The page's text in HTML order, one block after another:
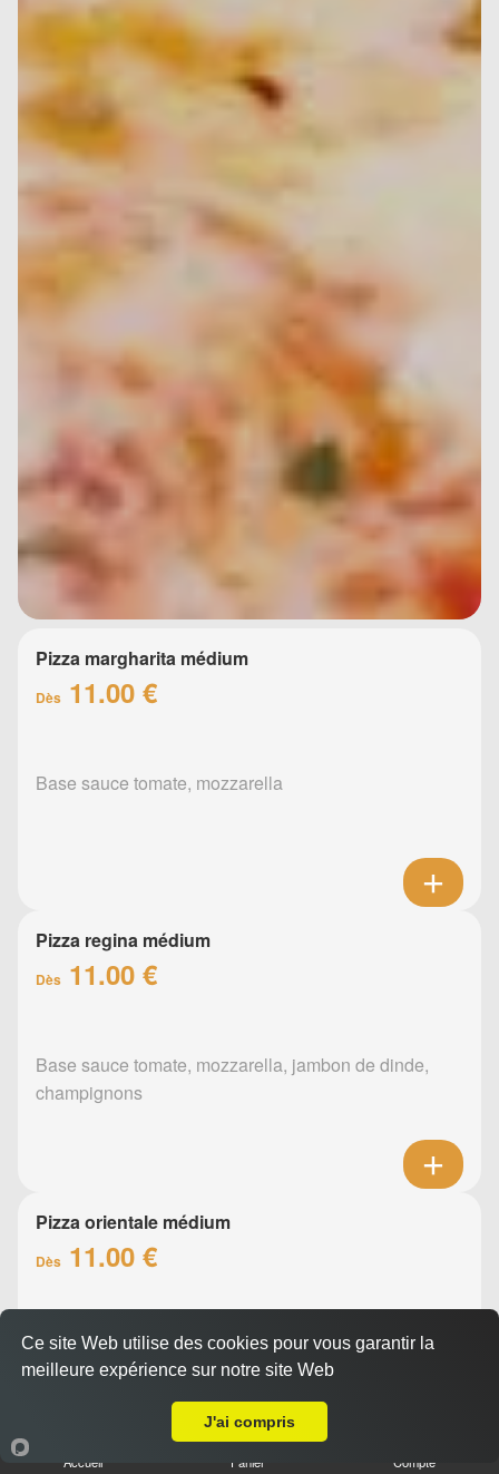
Pizza margharita médium
Dès 11.00 €
Base sauce tomate, mozzarella
Pizza regina médium
Dès 11.00 €
Base sauce tomate, mozzarella, jambon de dinde,
champignons
Pizza orientale médium
Dès 11.00 €
Base sauce tomate, mozzarella, merguez, poivrons
Accueil Panier Compte
Ce site Web utilise des cookies pour vous garantir la
meilleure expérience sur notre site Web
J'ai compris